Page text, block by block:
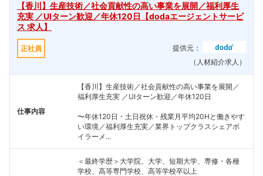
【香川】生産技術／社会貢献性の高い事業を展開／福利厚生
充実 ／UIターン歓迎／年休120日【dodaエージェントサービ
ス 求人】
正社員
提供元：
（人材紹介求人）
仕事内容
【香川】生産技術／社会貢献性の高い事業を展開／
福利厚生充実 ／UIターン歓迎／年休120日
〜年休120日・土日祝休・残業月平均20Hと働きやす
い環境／福利厚生充実／業界トップクラスシェアボ
イラーメ...
＜最終学歴＞大学院、大学、短期大学、専修・各種
学校、高等専門学校、高等学校卒以上